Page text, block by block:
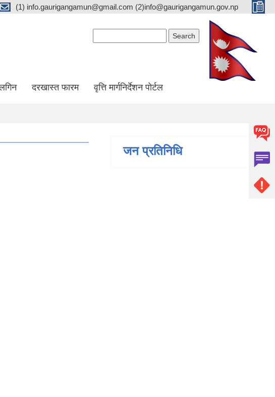
(1) info.gaurigangamun@gmail.com (2)info@gaurigangamun.gov.np
दरखास्त फारम वृत्ति मार्गनिर्देशन पोर्टल
जन प्रतिनिधि